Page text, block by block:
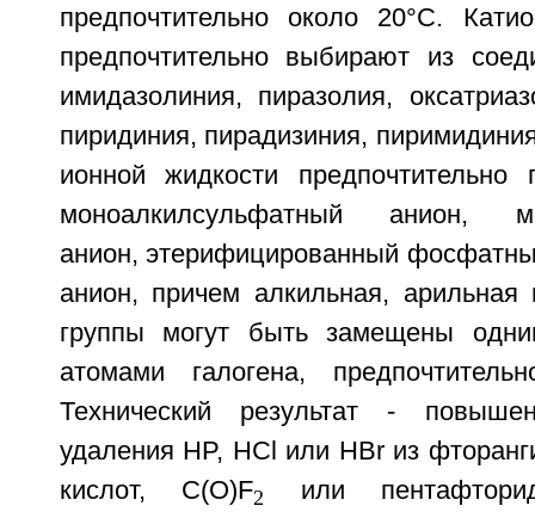
предпочтительно около 20°С.
предпочтительно выбирают из
имидазолиния, пиразолия,
пиридиния, пирадизиния,
ионной жидкости предпочтительно
моноалкилсульфатный анион,
анион, этерифицированный
анион, причем алкильная,
группы могут быть замещены
атомами галогена,
Технический результат -
удаления HP, HCl или HBr из
кислот, C(O)F2
или